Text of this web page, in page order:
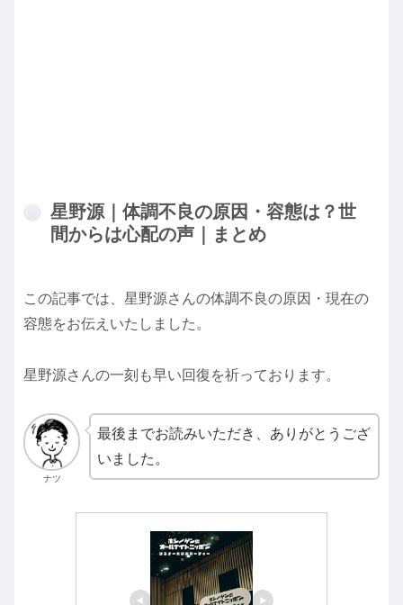
星野源｜体調不良の原因・容態は？世
間からは心配の声｜まとめ
この記事では、星野源さんの体調不良の原因・現在の
容態をお伝えいたしました。
星野源さんの一刻も早い回復を祈っております。
ナツ
最後までお読みいただき、ありがとうござ
いました。